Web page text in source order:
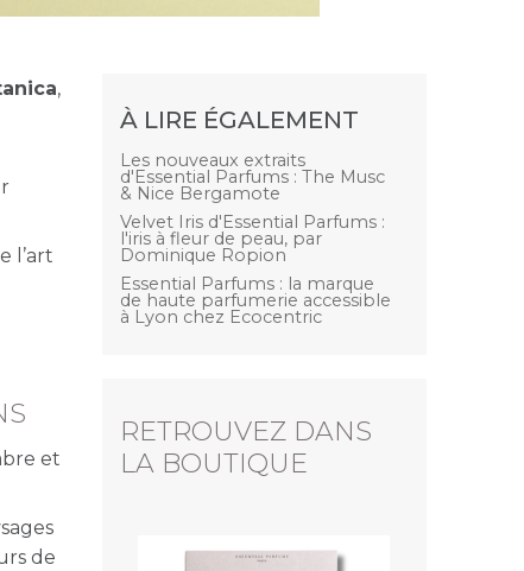
,
l’art
et
de
À LIRE ÉGALEMENT
Les nouveaux extraits
d'Essential Parfums : The Musc
& Nice Bergamote
Velvet Iris d'Essential Parfums :
l'iris à fleur de peau, par
Dominique Ropion
Essential Parfums : la marque
de haute parfumerie accessible
à Lyon chez Ecocentric
RETROUVEZ DANS
LA BOUTIQUE